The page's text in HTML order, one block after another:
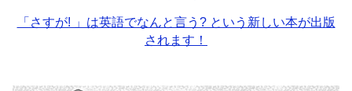
「さすが! 」は英語でなんと言う? という新しい本が出版
されます！